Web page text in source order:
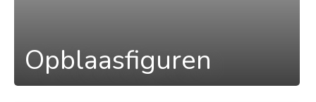
Opblaasfiguren